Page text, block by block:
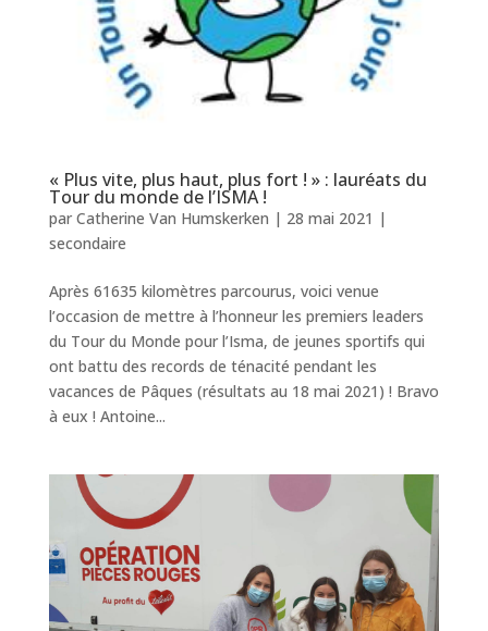
« Plus vite, plus haut, plus fort ! » : lauréats du
Tour du monde de l’ISMA !
par Catherine Van Humskerken | 28 mai 2021 |
secondaire
Après 61635 kilomètres parcourus, voici venue
l’occasion de mettre à l’honneur les premiers leaders
du Tour du Monde pour l’Isma, de jeunes sportifs qui
ont battu des records de ténacité pendant les
vacances de Pâques (résultats au 18 mai 2021) ! Bravo
à eux ! Antoine...